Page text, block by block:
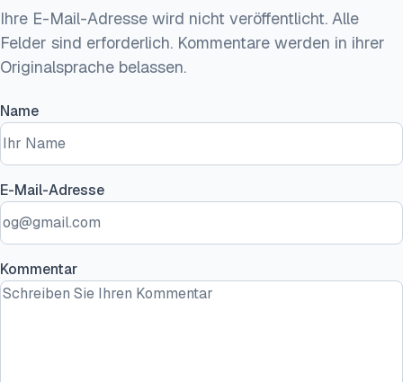
Ihre E-Mail-Adresse wird nicht veröffentlicht. Alle
Felder sind erforderlich. Kommentare werden in ihrer
Originalsprache belassen.
Name
E-Mail-Adresse
Kommentar